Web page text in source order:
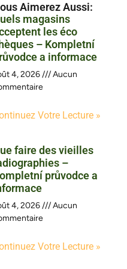
Aimerez Aussi :
magasins
les éco
– Kompletní
a informace
4, 2026
Aucun
Votre Lecture »
faire des vieilles
–
průvodce a
4, 2026
Aucun
Votre Lecture »